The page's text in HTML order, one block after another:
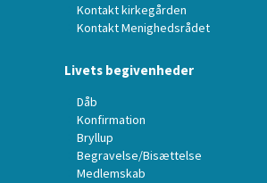
Kontakt kirkegården
Kontakt Menighedsrådet
Livets begivenheder
Dåb
Konfirmation
Bryllup
Begravelse/Bisættelse
Medlemskab